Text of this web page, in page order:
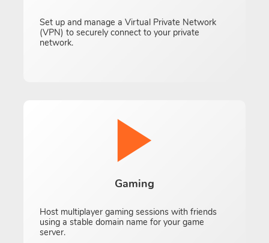
Set up and manage a Virtual Private Network
(VPN) to securely connect to your private
network.
Gaming
Host multiplayer gaming sessions with friends
using a stable domain name for your game
server.